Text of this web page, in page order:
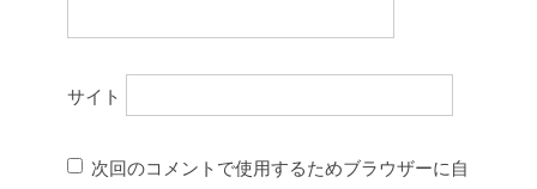
サイト
次回のコメントで使用するためブラウザーに自